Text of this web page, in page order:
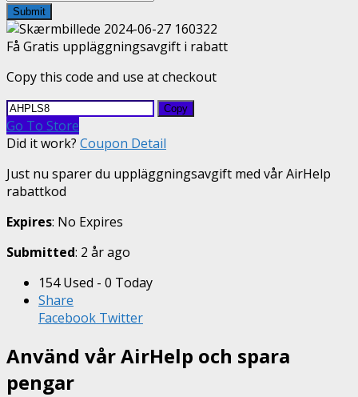
Submit
Få Gratis uppläggningsavgift i rabatt
Copy this code and use at checkout
Copy
Go To Store
Did it work? Coupon Detail
Just nu sparer du uppläggningsavgift med vår AirHelp
rabattkod
Expires: No Expires
Submitted: 2 år ago
154 Used - 0 Today
Share
Facebook Twitter
Använd vår AirHelp och spara
pengar